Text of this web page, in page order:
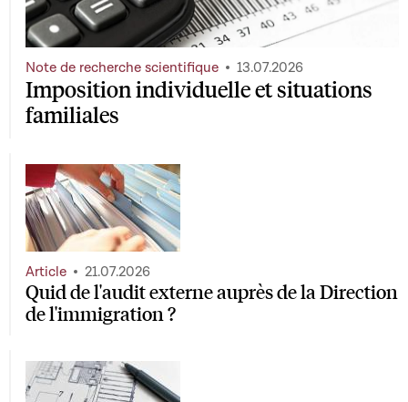
Imposition individuelle et situations
familiales
Note de recherche scientifique 13.07.2026
Quid de l'audit externe auprès de la Direction
de l'immigration ?
Article 21.07.2026